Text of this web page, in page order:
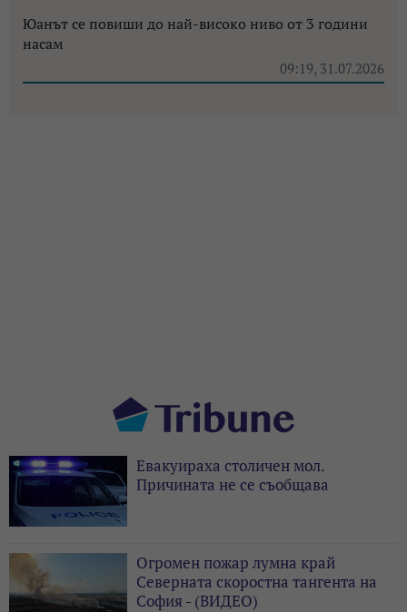
Юанът се повиши до най-високо ниво от 3 години
насам
09:19, 31.07.2026
Евакуираха столичен мол.
Причината не се съобщава
Огромен пожар лумна край
Северната скоростна тангента на
София - (ВИДЕО)